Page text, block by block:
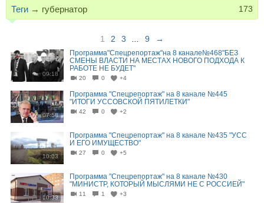
Теги → губернатор 173
1 2 3 9 →
09:18
Программа"Спецрепортаж"на 8 канале№468"БЕЗ
СМЕНЫ ВЛАСТИ НА МЕСТАХ НОВОГО ПОДХОДА К
РАБОТЕ НЕ БУДЕТ"
20 0 +4
07:58
Программа "Спецрепортаж" на 8 канале №445
"ИТОГИ УССОВСКОЙ ПЯТИЛЕТКИ"
42 0 +2
10:03
Программа "Спецрепортаж" на 8 канале №435 "УСС
И ЕГО ИМУЩЕСТВО"
27 0 +5
10:33
Программа "Спецрепортаж" на 8 канале №430
"МИНИСТР, КОТОРЫЙ МЫСЛЯМИ НЕ С РОССИЕЙ"
11 1 +3